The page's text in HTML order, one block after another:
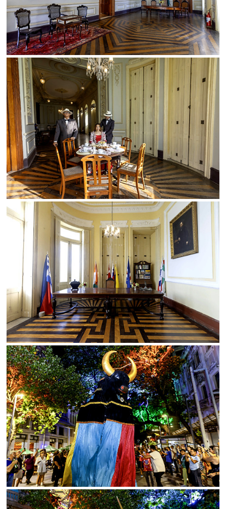
SALVAR